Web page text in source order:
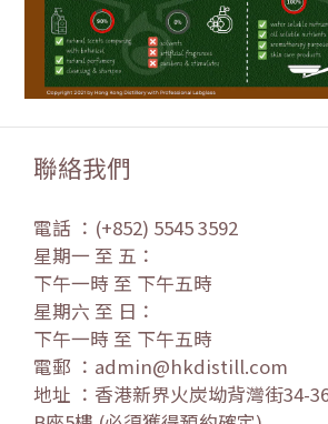
聯絡我們
電話 ：(+852) 5545 3592
星期一 至 五：
下午一時 至 下午五時
星期六 至 日：
下午一時 至 下午五時
電郵 ：admin@hkdistill.com
地址 ：香港新界火炭坳背灣街34-